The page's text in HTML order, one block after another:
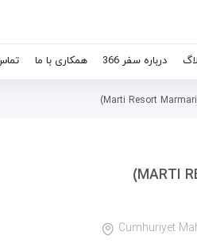
درباره سفر 366 همکاری با ما
Cumhuriyet